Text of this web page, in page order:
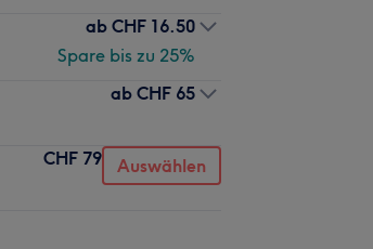
ab CHF 16.50
Spare bis zu 25%
ab CHF 65
CHF 79 Auswählen